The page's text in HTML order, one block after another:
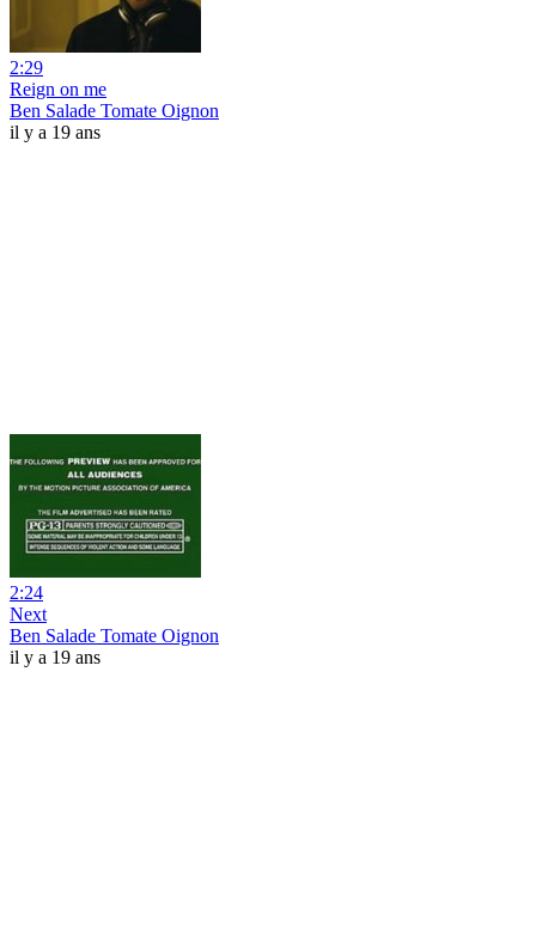
2:29
Reign on me
Ben Salade Tomate Oignon
il y a 19 ans
2:24
Next
Ben Salade Tomate Oignon
il y a 19 ans